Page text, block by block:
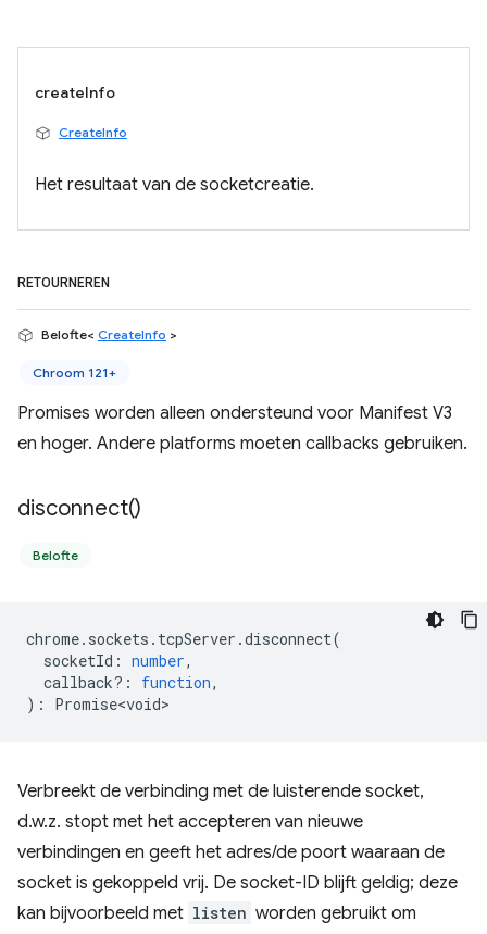
createInfo
CreateInfo
Het resultaat van de socketcreatie.
RETOURNEREN
Belofte< CreateInfo >
Chroom 121+
Promises worden alleen ondersteund voor Manifest V3
en hoger. Andere platforms moeten callbacks gebruiken.
disconnect()
Belofte
chrome. sockets . tcpServer .disconnect(
socketId : number,
callback? : function,
) : Promise<void>
Verbreekt de verbinding met de luisterende socket,
d.w.z. stopt met het accepteren van nieuwe
verbindingen en geeft het adres/de poort waaraan de
socket is gekoppeld vrij. De socket-ID blijft geldig; deze
kan bijvoorbeeld met listen worden gebruikt om